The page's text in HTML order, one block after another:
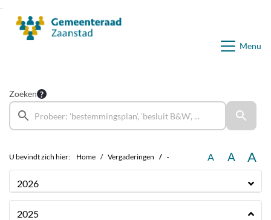
Menu
Zoeken
U bevindt zich hier: Home Vergaderingen · A A A
2026
2025